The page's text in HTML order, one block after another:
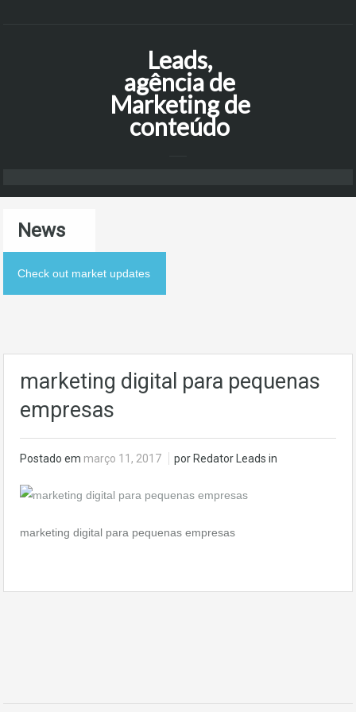
Leads,
agência de
Marketing de
conteúdo
News
Check out market updates
marketing digital para pequenas
empresas
Postado em março 11, 2017 por Redator Leads in
marketing digital para pequenas empresas